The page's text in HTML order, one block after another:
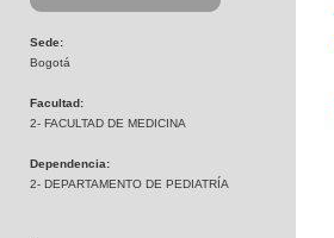
Sede:
Bogotá
Facultad:
2- FACULTAD DE MEDICINA
Dependencia:
2- DEPARTAMENTO DE PEDIATRÍA